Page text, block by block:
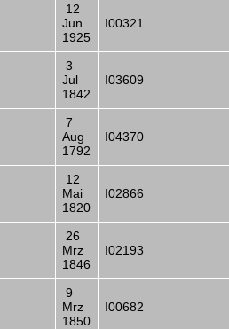
12
Jun
1925
I00321
3
Jul
1842
I03609
7
Aug
1792
I04370
12
Mai
1820
I02866
26
Mrz
1846
I02193
9
Mrz
1850
I00682